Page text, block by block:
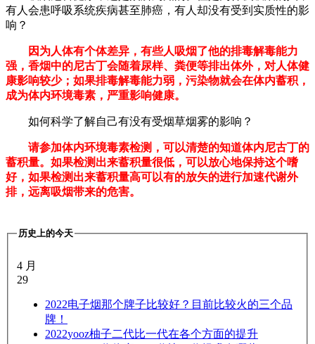
有人会患呼吸系统疾病甚至肺癌，有人却没有受到实质性的影
响？
因为人体有个体差异，有些人吸烟了他的排毒解毒能力
强，香烟中的尼古丁会随着尿样、粪便等排出体外，对人体健
康影响较少；如果排毒解毒能力弱，污染物就会在体内蓄积，
成为体内环境毒素，严重影响健康。
如何科学了解自己有没有受烟草烟雾的影响？
请参加体内环境毒素检测，可以清楚的知道体内尼古丁的
蓄积量。如果检测出来蓄积量很低，可以放心地保持这个嗜
好，如果检测出来蓄积量高可以有的放矢的进行加速代谢外
排，远离吸烟带来的危害。
历史上的今天
4 月
29
2022电子烟那个牌子比较好？目前比较火的三个品
牌！
2022yooz柚子二代比一代在各个方面的提升